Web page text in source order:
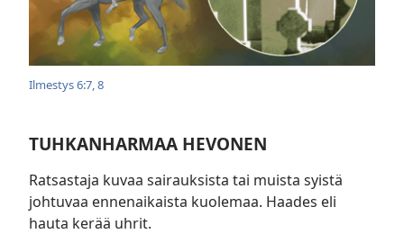
Ilmestys 6:7, 8
TUHKANHARMAA HEVONEN
Ratsastaja kuvaa sairauksista tai muista syistä
johtuvaa ennenaikaista kuolemaa. Haades eli
hauta kerää uhrit.